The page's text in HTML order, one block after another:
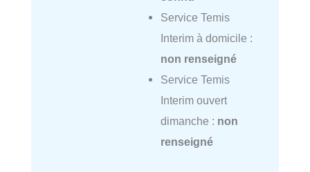
Service Temis
Interim à domicile :
non renseigné
Service Temis
Interim ouvert
dimanche : non
renseigné